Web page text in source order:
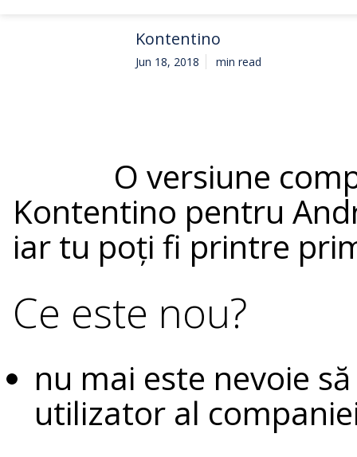
Kontentino
Jun 18, 2018 min read
O versiune
Kontentino pentru
iar tu poți fi printre
Ce este nou?
nu mai este nevoie
utilizator al